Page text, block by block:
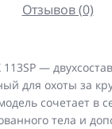
Отзывов (0)
113SP —
для охоты за
сочетает в
тела и